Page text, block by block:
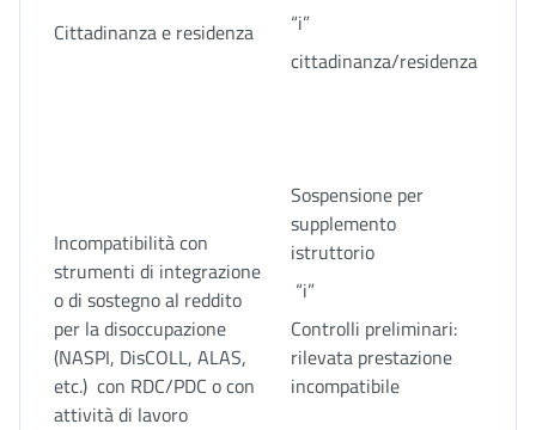
Cittadinanza e residenza
“i”
cittadinanza/residenza
Incompatibilità con
strumenti di integrazione
o di sostegno al reddito
per la disoccupazione
(NASPI, DisCOLL, ALAS,
etc.) con RDC/PDC o con
attività di lavoro
Sospensione per
supplemento
istruttorio
“i”
Controlli preliminari:
rilevata prestazione
incompatibile